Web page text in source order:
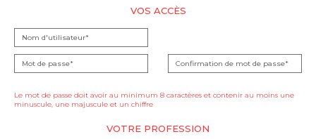
VOS ACCÈS
Le mot de passe doit avoir au minimum 8 caractères et contenir au moins une
minuscule, une majuscule et un chiffre
VOTRE PROFESSION